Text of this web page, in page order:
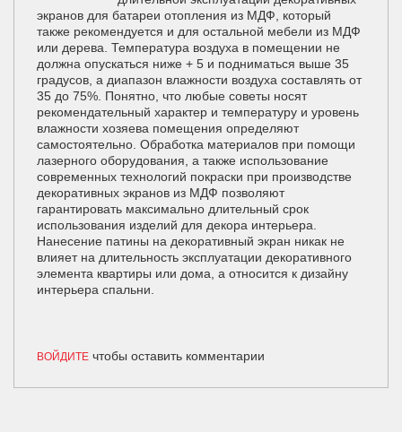
экранов для батареи отопления из МДФ, который
также рекомендуется и для остальной мебели из МДФ
или дерева. Температура воздуха в помещении не
должна опускаться ниже + 5 и подниматься выше 35
градусов, а диапазон влажности воздуха составлять от
35 до 75%. Понятно, что любые советы носят
рекомендательный характер и температуру и уровень
влажности хозяева помещения определяют
самостоятельно. Обработка материалов при помощи
лазерного оборудования, а также использование
современных технологий покраски при производстве
декоративных экранов из МДФ позволяют
гарантировать максимально длительный срок
использования изделий для декора интерьера.
Нанесение патины на декоративный экран никак не
влияет на длительность эксплуатации декоративного
элемента квартиры или дома, а относится к дизайну
интерьера спальни.
ВОЙДИТЕ чтобы оставить комментарии